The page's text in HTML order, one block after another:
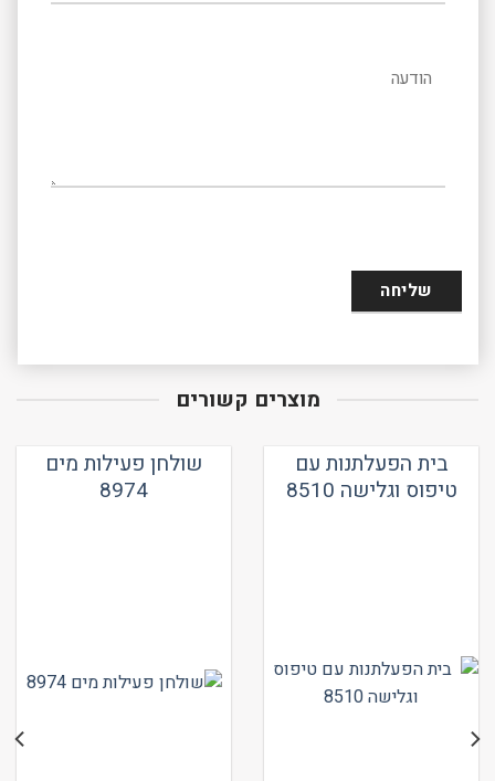
מוצרים קשורים
בית הפעלתנות עם
טיפוס וגלישה 8510
שולחן פעילות מים
8974